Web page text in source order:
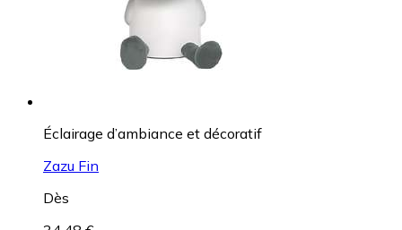
Éclairage d’ambiance et décoratif
Zazu Fin
Dès